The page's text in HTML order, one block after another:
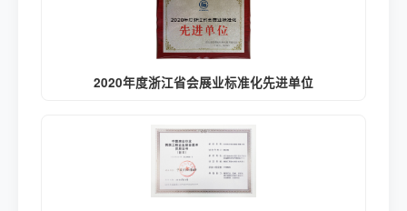
2020年度浙江省会展业标准化先进单位